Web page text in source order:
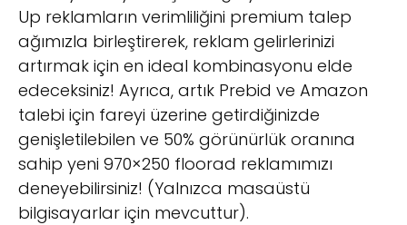
Up reklamların verimliliğini premium talep
ağımızla birleştirerek, reklam gelirlerinizi
artırmak için en ideal kombinasyonu elde
edeceksiniz! Ayrıca, artık Prebid ve Amazon
talebi için fareyi üzerine getirdiğinizde
genişletilebilen ve 50% görünürlük oranına
sahip yeni 970×250 floorad reklamımızı
deneyebilirsiniz! (Yalnızca masaüstü
bilgisayarlar için mevcuttur).